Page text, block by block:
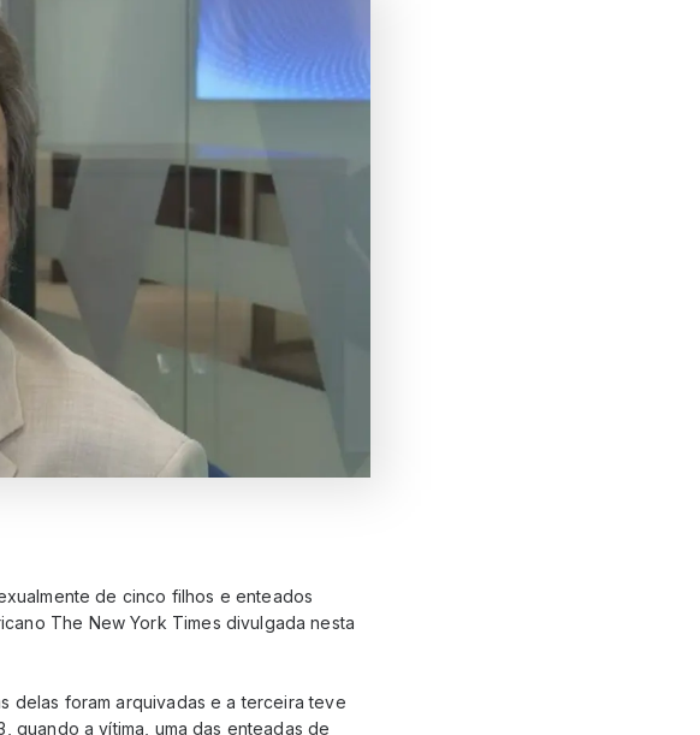
de cinco filhos e enteados
The New York Times divulgada nesta
delas foram arquivadas e a terceira teve
quando a vítima, uma das enteadas de